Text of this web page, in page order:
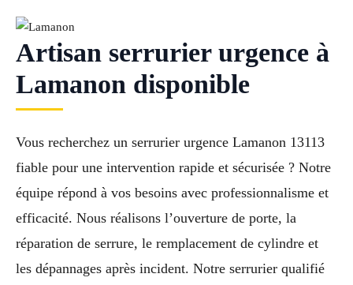
Artisan serrurier urgence à
Lamanon disponible
Vous recherchez un serrurier urgence Lamanon 13113
fiable pour une intervention rapide et sécurisée ? Notre
équipe répond à vos besoins avec professionnalisme et
efficacité. Nous réalisons l’ouverture de porte, la
réparation de serrure, le remplacement de cylindre et
les dépannages après incident. Notre serrurier qualifié